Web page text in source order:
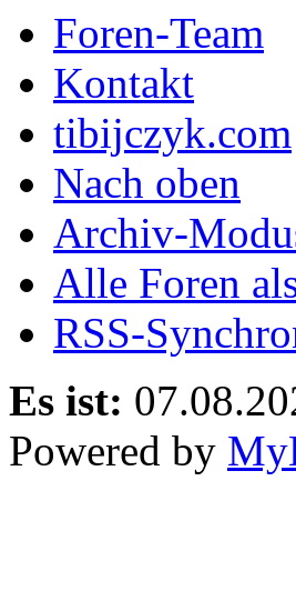
Foren-Team
Kontakt
tibijczyk.com
Nach oben
Archiv-
Alle Foren
RSS-
Es ist:
Powered by